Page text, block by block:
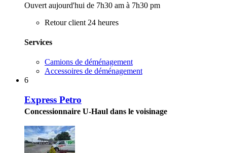
Ouvert aujourd'hui de 7h30 am à 7h30 pm
Retour client 24 heures
Services
Camions de déménagement
Accessoires de déménagement
6
Express Petro
Concessionnaire U-Haul dans le voisinage